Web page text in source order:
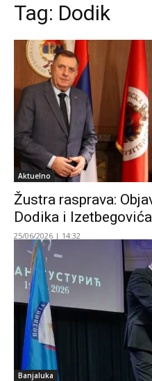
Tag: Dodik
Aktuelno
Žustra rasprava:
Dodika i
25/06/2026 | 14:32
Banjaluka